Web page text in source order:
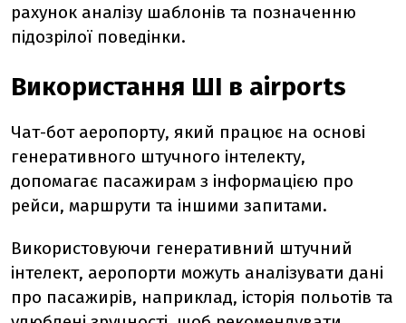
рахунок аналізу шаблонів та позначенню
підозрілої поведінки.
Використання ШІ в airports
Чат-бот аеропорту, який працює на основі
генеративного штучного інтелекту,
допомагає пасажирам з інформацією про
рейси, маршрути та іншими запитами.
Використовуючи генеративний штучний
інтелект, аеропорти можуть аналізувати дані
про пасажирів, наприклад, історія польотів та